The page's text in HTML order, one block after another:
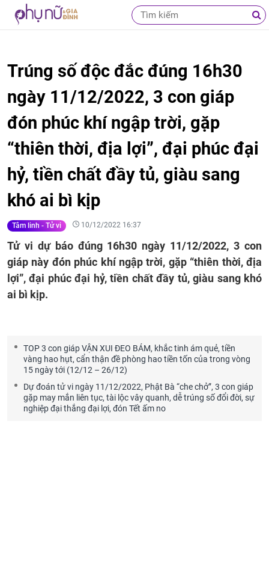
Trúng số độc đắc đúng 16h30
ngày 11/12/2022, 3 con giáp
đón phúc khí ngập trời, gặp
“thiên thời, địa lợi”, đại phúc đại
hỷ, tiền chất đầy tủ, giàu sang
khó ai bì kịp
Tâm linh - Tử vi 10/12/2022 16:37
Tử vi dự báo đúng 16h30 ngày 11/12/2022, 3 con
giáp này đón phúc khí ngập trời, gặp “thiên thời, địa
lợi”, đại phúc đại hỷ, tiền chất đầy tủ, giàu sang khó
ai bì kịp.
TOP 3 con giáp VẬN XUI ĐEO BÁM, khắc tinh ám quẻ, tiền
vàng hao hụt, cẩn thận đề phòng hao tiền tốn của trong vòng
15 ngày tới (12/12 – 26/12)
Dự đoán tử vi ngày 11/12/2022, Phật Bà “che chở”, 3 con giáp
gặp may mắn liên tục, tài lộc vây quanh, dễ trúng số đổi đời, sự
nghiệp đại thắng đại lợi, đón Tết ấm no